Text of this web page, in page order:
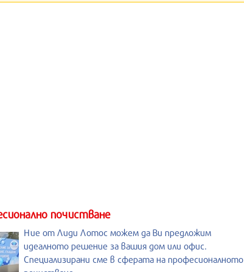
почистване
Ние от Лиди Лотос можем да Ви предложим
идеалното решение за вашия дом или офис.
Специализирани сме в сферата на професионалното